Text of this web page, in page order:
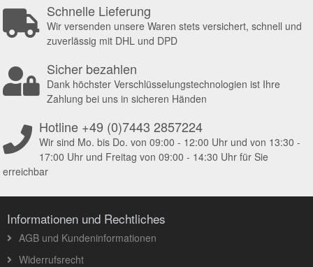
Schnelle Lieferung
Wir versenden unsere Waren stets versichert, schnell und
zuverlässig mit DHL und DPD
Sicher bezahlen
Dank höchster Verschlüsselungstechnologien ist Ihre
Zahlung bei uns in sicheren Händen
Hotline +49 (0)7443 2857224
Wir sind Mo. bis Do. von 09:00 - 12:00 Uhr und von 13:30 -
17:00 Uhr und Freitag von 09:00 - 14:30 Uhr für Sie
erreichbar
Informationen und Rechtliches
AGB und Kundeninformationen
Widerrufsrecht